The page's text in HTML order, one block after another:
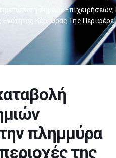
Ζημιών
Κέρκυρας Της
πλημμύρα
της